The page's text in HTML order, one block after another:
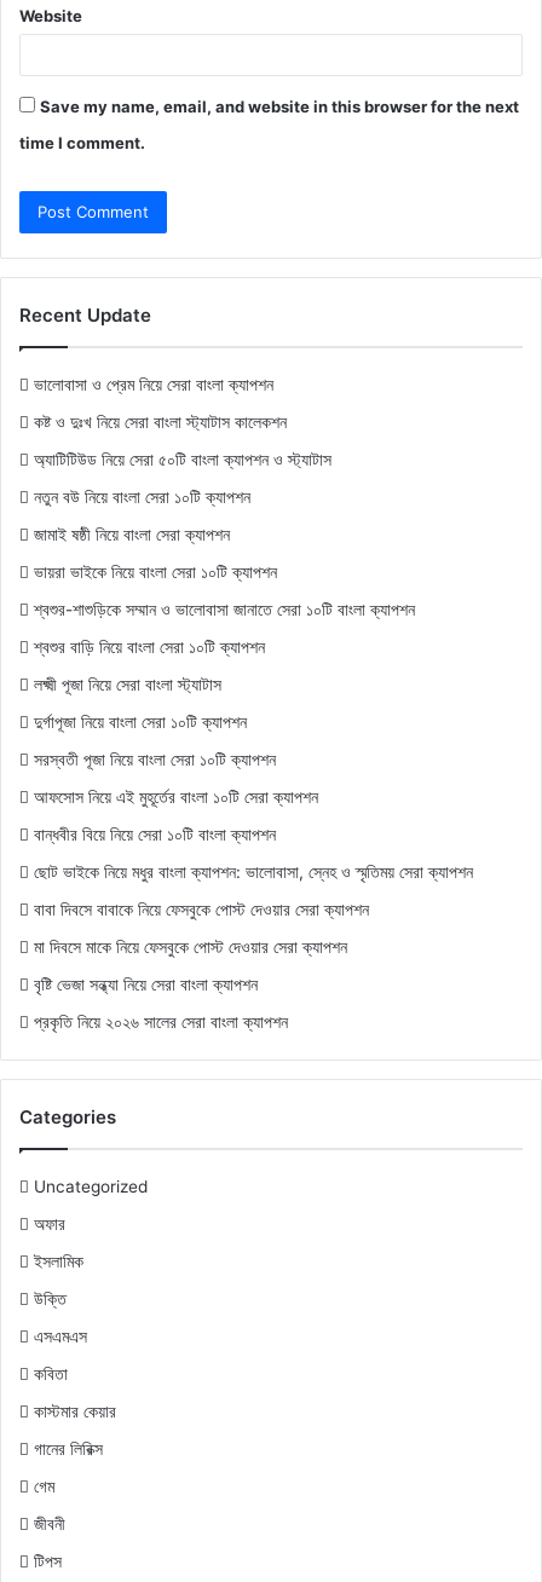
Website
Save my name, email, and website in this browser for the next
time I comment.
Recent Update
ভালোবাসা ও প্রেম নিয়ে সেরা বাংলা ক্যাপশন
কষ্ট ও দুঃখ নিয়ে সেরা বাংলা স্ট্যাটাস কালেকশন
অ্যাটিটিউড নিয়ে সেরা ৫০টি বাংলা ক্যাপশন ও স্ট্যাটাস
নতুন বউ নিয়ে বাংলা সেরা ১০টি ক্যাপশন
জামাই ষষ্ঠী নিয়ে বাংলা সেরা ক্যাপশন
ভায়রা ভাইকে নিয়ে বাংলা সেরা ১০টি ক্যাপশন
শ্বশুর-শাশুড়িকে সম্মান ও ভালোবাসা জানাতে সেরা ১০টি বাংলা ক্যাপশন
শ্বশুর বাড়ি নিয়ে বাংলা সেরা ১০টি ক্যাপশন
লক্ষ্মী পূজা নিয়ে সেরা বাংলা স্ট্যাটাস
দুর্গাপূজা নিয়ে বাংলা সেরা ১০টি ক্যাপশন
সরস্বতী পূজা নিয়ে বাংলা সেরা ১০টি ক্যাপশন
আফসোস নিয়ে এই মুহূর্তের বাংলা ১০টি সেরা ক্যাপশন
বান্ধবীর বিয়ে নিয়ে সেরা ১০টি বাংলা ক্যাপশন
ছোট ভাইকে নিয়ে মধুর বাংলা ক্যাপশন: ভালোবাসা, স্নেহ ও স্মৃতিময় সেরা ক্যাপশন
বাবা দিবসে বাবাকে নিয়ে ফেসবুকে পোস্ট দেওয়ার সেরা ক্যাপশন
মা দিবসে মাকে নিয়ে ফেসবুকে পোস্ট দেওয়ার সেরা ক্যাপশন
বৃষ্টি ভেজা সন্ধ্যা নিয়ে সেরা বাংলা ক্যাপশন
প্রকৃতি নিয়ে ২০২৬ সালের সেরা বাংলা ক্যাপশন
Categories
Uncategorized
অফার
ইসলামিক
উক্তি
এসএমএস
কবিতা
কাস্টমার কেয়ার
গানের লিরিক্স
গেম
জীবনী
টিপস